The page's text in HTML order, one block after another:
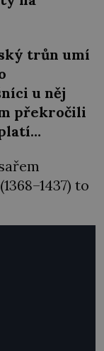
trůn umí
u něj
překročili
(1368–1437) to